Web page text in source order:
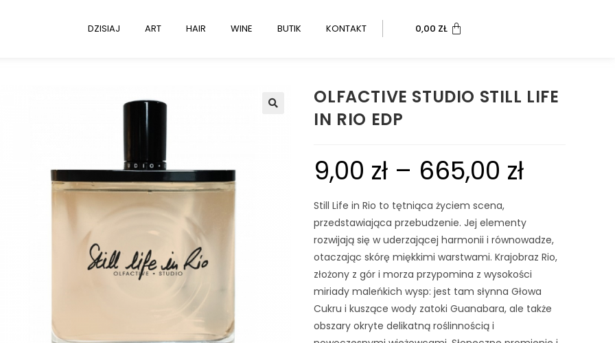
DZISIAJ ART HAIR WINE BUTIK KONTAKT 0,00 ZŁ
OLFACTIVE STUDIO STILL LIFE
IN RIO EDP
9,00 zł – 665,00 zł
Still Life in Rio to tętniąca życiem scena,
przedstawiająca przebudzenie. Jej elementy
rozwijają się w uderzającej harmonii i równowadze,
otaczając skórę miękkimi warstwami. Krajobraz Rio,
złożony z gór i morza przypomina z wysokości
miriady maleńkich wysp: jest tam słynna Głowa
Cukru i kuszące wody zatoki Guanabara, ale także
obszary okryte delikatną roślinnością i